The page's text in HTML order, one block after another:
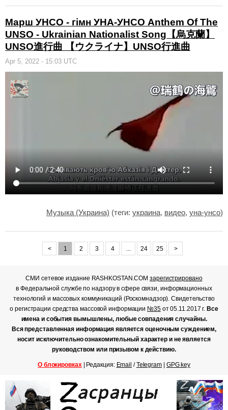
Марш УНСО - гімн УНА-УНСО Anthem Of The
UNSO - Ukrainian Nationalist Song【烏克蘭】
UNSO進行曲 【ウクライナ】UNSO行進曲
Apr 5, 2022 - 15:03 UTC
Музыка (Украина) (теги: украина, видео, уна-унсо)
< 1 2 3 4 24 25 >
СМИ сетевое издание RASHKOSTAN.COMзарегистрировано
в Федеральной службе по надзору в сфере связи, информационных
технологий и массовых коммуникаций (Роскомнадзор). Свидетельство
о регистрации средства массовой информации №35от 05.11.2017 г.Все
имена и события вымышлены, любые совпадения случайны.
Вся представленная информация является оценочным суждением,
носит исключительно ознакомительный характер и не является
руководством или призывом к действию.
О блокировках| Редакция: Email /Telegram| GPG key